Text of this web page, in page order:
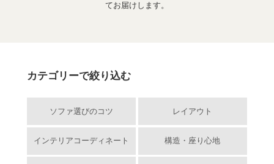
てお届けします。
カテゴリーで絞り込む
ソファ選びのコツ レイアウト
インテリアコーディネート 構造・座り心地